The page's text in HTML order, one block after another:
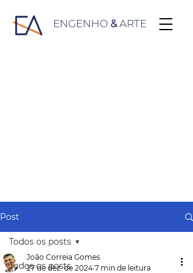
ENGENHO &ARTE
Post
Todos os posts
Todos os posts
João Correia Gomes
27 de dez. de 2024 7 min de leitura